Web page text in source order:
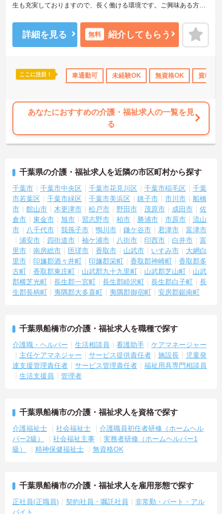
資格取得サポート 研修制度あり 産休･育休･介護休暇取得実績あり
生も充実しておりますので、長く働ける環境です。ご興味ある方に
ご相談ください。
詳細を見る 無料 紹介してもらう
ここに注目！ 車通勤可 未経験OK 無資格OK 資格取
あなたにおすすめの介護・福祉求人の一覧を見
る
千葉県の介護・福祉求人を近隣の市区町村から探す
千葉市 千葉市中央区 千葉市花見川区 千葉市稲毛区
千葉
市若葉区
千葉市緑区 千葉市美浜区 銚子市 市川市
船橋
市
館山市 木更津市 松戸市 野田市 茂原市 成田市
佐
倉市
東金市 旭市 習志野市 柏市 勝浦市 市原市
流山
市
八千代市 我孫子市 鴨川市 鎌ケ谷市 君津市
富津市
浦安市
四街道市 袖ケ浦市 八街市 印西市 白井市
富
里市
南房総市 匝瑳市 香取市 山武市 いすみ市
大網白
里市
印旛郡酒々井町 印旛郡栄町 香取郡神崎町
香取郡多
古町
香取郡東庄町 山武郡九十九里町 山武郡芝山町
山武
郡横芝光町
長生郡一宮町 長生郡睦沢町 長生郡白子町
長
生郡長柄町
夷隅郡大多喜町 夷隅郡御宿町 安房郡鋸南町
千葉県船橋市の介護・福祉求人を職種で探す
介護職・ヘルパー 生活相談員 看護助手
ケアマネージャー
主任ケアマネジャー
サービス提供責任者 施設長
児童発
達支援管理責任者
サービス管理責任者
福祉用具専門相談員
生活支援員
管理者
千葉県船橋市の介護・福祉求人を資格で探す
介護福祉士 社会福祉士
介護職員初任者研修（ホームヘル
パー2級）
社会福祉主事
実務者研修（ホームヘルパー1
級）
精神保健福祉士 無資格OK
千葉県船橋市の介護・福祉求人を雇用形態で探す
正社員(正職員) 契約社員・嘱託社員
非常勤・パート・アル
バイト